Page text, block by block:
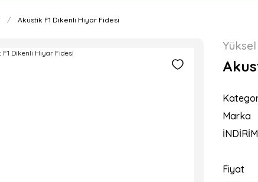
Akustik F1 Dikenli Hıyar Fidesi
Marka
İNDİRİM
Fiyat